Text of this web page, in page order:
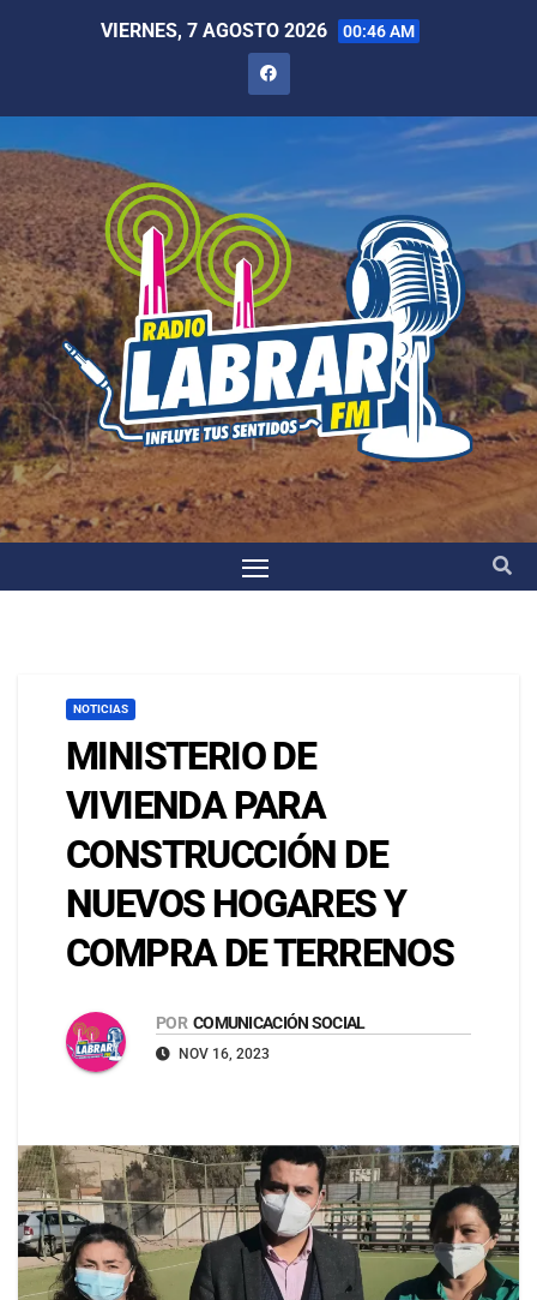
VIERNES, 7 AGOSTO 2026 00:46 AM
NOTICIAS
MINISTERIO DE
VIVIENDA PARA
CONSTRUCCIÓN DE
NUEVOS HOGARES Y
COMPRA DE TERRENOS
POR COMUNICACIÓN SOCIAL
NOV 16, 2023